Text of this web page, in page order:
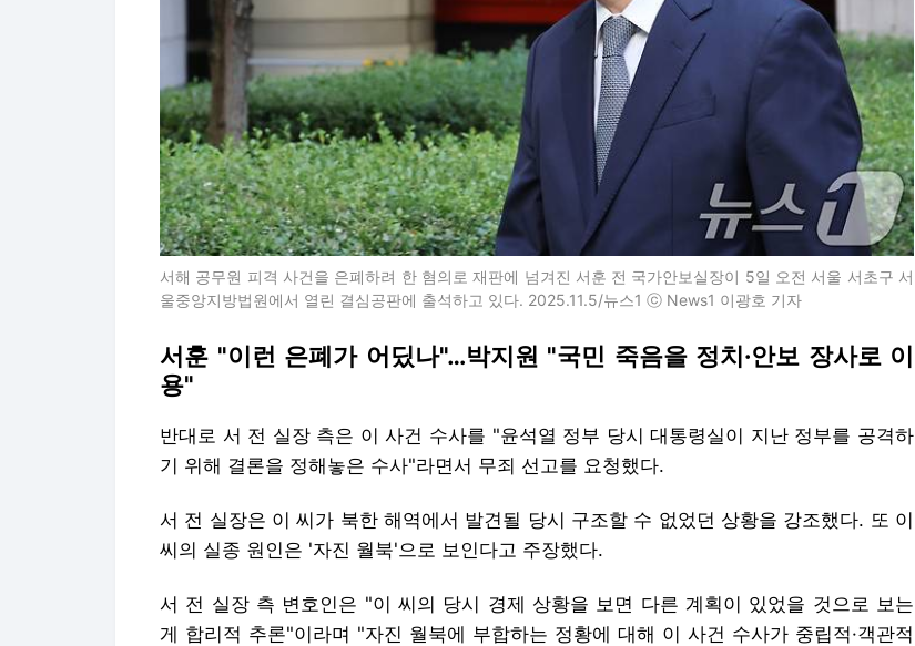
서해 공무원 피격 사건을 은폐하려 한 혐의로 재판에 넘겨진 서훈 전 국가안보실장이 5일 오전 서울 서초구 서
울중앙지방법원에서 열린 결심공판에 출석하고 있다. 2025.11.5/뉴스1 ⓒ News1 이광호 기자
서훈 "이런 은폐가 어딨나"…박지원 "국민 죽음을 정치·안보 장사로 이
용"
반대로 서 전 실장 측은 이 사건 수사를 "윤석열 정부 당시 대통령실이 지난 정부를 공격하
기 위해 결론을 정해놓은 수사"라면서 무죄 선고를 요청했다.
서 전 실장은 이 씨가 북한 해역에서 발견될 당시 구조할 수 없었던 상황을 강조했다. 또 이
씨의 실종 원인은 '자진 월북'으로 보인다고 주장했다.
서 전 실장 측 변호인은 "이 씨의 당시 경제 상황을 보면 다른 계획이 있었을 것으로 보는
게 합리적 추론"이라며 "자진 월북에 부합하는 정황에 대해 이 사건 수사가 중립적·객관적